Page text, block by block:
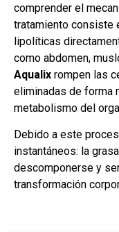
comprender el
tratamiento consiste
lipolíticas
como abdomen,
Aqualix rompen las
eliminadas de forma
metabolismo del
Debido a este
instantáneos: la
descomponerse y
transformación